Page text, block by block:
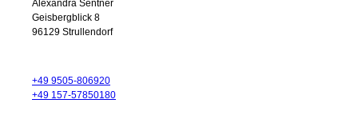
Alexandra Sentner
Geisbergblick 8
96129 Strullendorf
+49 9505-806920
+49 157-57850180